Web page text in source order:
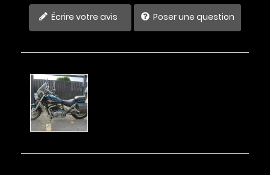
Écrire votre avis Poser une question